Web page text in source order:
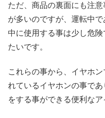
ただ、商品の裏面にも注
が多いのですが、運転中
中に使用する事は少し危
たいです。
これらの事から、イヤホ
れているイヤホンの事で
をする事ができる便利なア